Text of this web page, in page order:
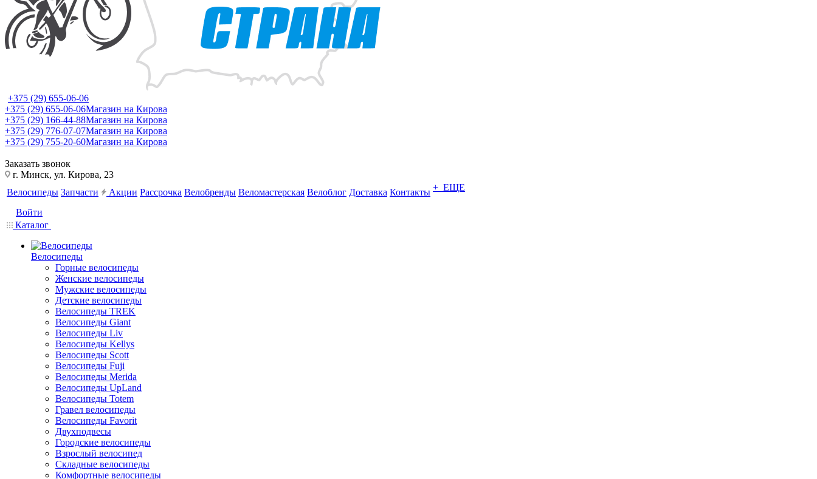
+375 (29) 655-06-06
+375 (29) 655-06-06Магазин на Кирова
+375 (29) 166-44-88Магазин на Кирова
+375 (29) 776-07-07Магазин на Кирова
+375 (29) 755-20-60Магазин на Кирова
Заказать звонок
г. Минск, ул. Кирова, 23
Велосипеды Запчасти Акции Рассрочка Велобренды Веломастерская Велоблог Доставка Контакты + ЕЩЕ
Войти
Каталог
Велосипеды
Горные велосипеды
Женские велосипеды
Мужские велосипеды
Детские велосипеды
Велосипеды TREK
Велосипеды Giant
Велосипеды Liv
Велосипеды Kellys
Велосипеды Scott
Велосипеды Fuji
Велосипеды Merida
Велосипеды UpLand
Велосипеды Totem
Гравел велосипеды
Велосипеды Favorit
Двухподвесы
Городские велосипеды
Взрослый велосипед
Складные велосипеды
Комфортные велосипеды